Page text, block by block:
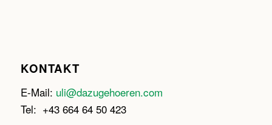
KONTAKT
E-Mail: uli@dazugehoeren.com
Tel: +43 664 64 50 423